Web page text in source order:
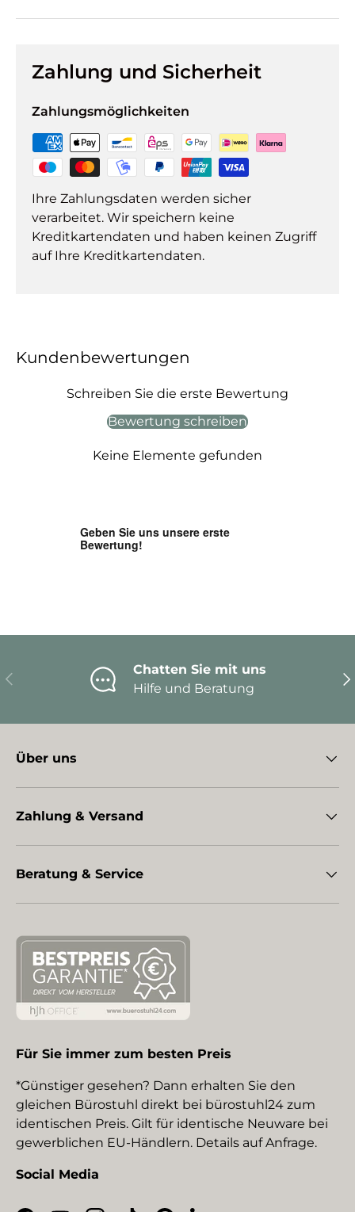
Zahlung und Sicherheit
Zahlungsmöglichkeiten
Ihre Zahlungsdaten werden sicher
verarbeitet. Wir speichern keine
Kreditkartendaten und haben keinen Zugriff
auf Ihre Kreditkartendaten.
Kundenbewertungen
Schreiben Sie die erste Bewertung
Bewertung schreiben
Keine Elemente gefunden
Vorherige
Chatten Sie mit uns
Hilfe und Beratung
Über uns
Zahlung & Versand
Beratung & Service
Für Sie immer zum besten Preis
*Günstiger gesehen? Dann erhalten Sie den
gleichen Bürostuhl direkt bei bürostuhl24 zum
identischen Preis. Gilt für identische Neuware bei
gewerblichen EU-Händlern. Details auf Anfrage.
Social Media